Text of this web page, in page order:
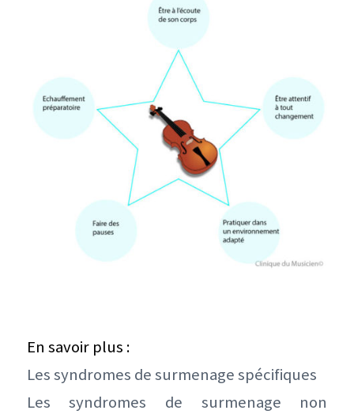
En savoir plus :
Les syndromes de surmenage spécifiques
Les syndromes de surmenage non